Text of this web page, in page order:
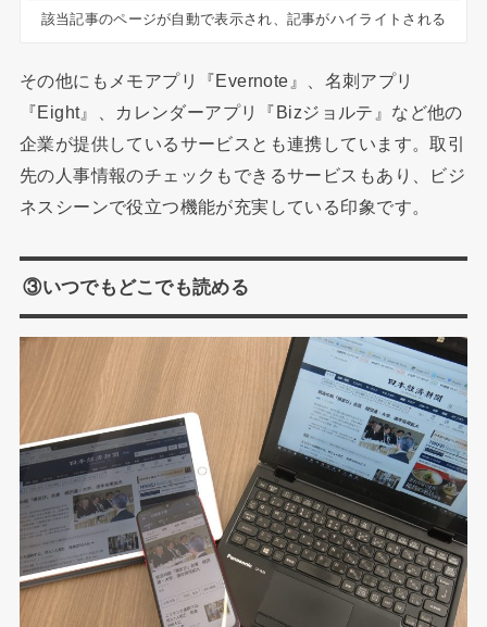
該当記事のページが自動で表示され、記事がハイライトされる
その他にもメモアプリ『Evernote』、名刺アプリ
『Eight』、カレンダーアプリ『Bizジョルテ』など他の
企業が提供しているサービスとも連携しています。取引
先の人事情報のチェックもできるサービスもあり、ビジ
ネスシーンで役立つ機能が充実している印象です。
③いつでもどこでも読める